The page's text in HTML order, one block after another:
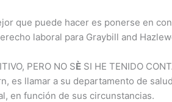
que puede hacer es ponerse en
laboral para Graybill and
PERO NO SÈ SI HE TENIDO
es llamar a su departamento de
en función de sus circunstancias.